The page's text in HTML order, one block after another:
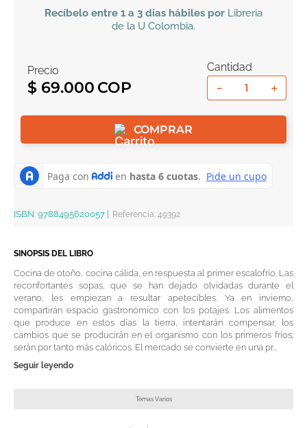
Recíbelo entre 1 a 3 días hábiles por Libreria
de la U Colombia.
Precio
$ 69.000
Cantidad
＋
－
COMPRAR
ISBN: 9788495620057 Referencia: 49392
SINOPSIS DEL LIBRO
Cocina de otoño, cocina cálida, en respuesta al primer escalofrío. Las
reconfortantes sopas, que se han dejado olvidadas durante el
verano, les empiezan a resultar apetecibles. Ya en invierno,
compartirán espacio gastronómico con los potajes. Los alimentos
que produce en estos días la tierra, intentarán compensar, los
cambios que se producirán en el organismo con los primeros fríos;
serán por tanto más calóricos. El mercado se convierte en una pr...
Seguir leyendo
Temas Varios